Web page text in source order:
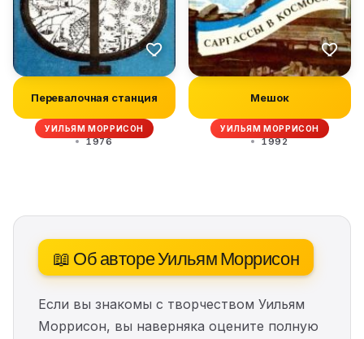
Перевалочная станция
УИЛЬЯМ МОРРИСОН
1976
Мешок
УИЛЬЯМ МОРРИСОН
1992
📖 Об авторе Уильям Моррисон
Если вы знакомы с творчеством Уильям
Моррисон, вы наверняка оцените полную